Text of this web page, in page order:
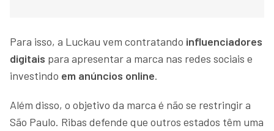
Para isso, a Luckau vem contratando influenciadores
digitais para apresentar a marca nas redes sociais e
investindo em anúncios online.
Além disso, o objetivo da marca é não se restringir a
São Paulo. Ribas defende que outros estados têm uma